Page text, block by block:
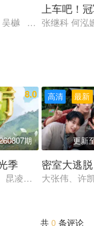
胡静 董璇 张柏芝
樾 宋佳伦 王嘉宁
上车吧！
张继科 何泓
8.0
期
季
昆凌、姜妍、靳梦佳
最新
高清
更新
密室大逃
大张伟、许
共0 条评论